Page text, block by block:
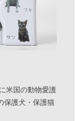
米国の動物愛護
保護犬・保護猫